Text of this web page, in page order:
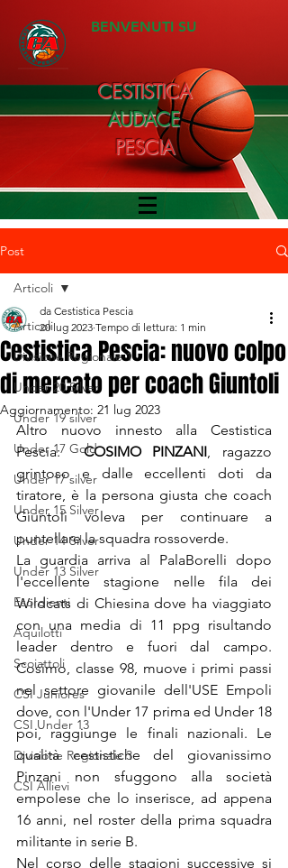
BENVENUTI SU
CESTISTICA
AUDACE
PESCIA
Post
Articoli
Divisione Regionale 1
Under 20 Silver
Under 19 silver
Under 17 Gold
Under 17 silver
Under 15 Silver
Under 14 Silver
Under 13 Silver
Esordienti
Aquilotti
Scoiattoli
CSI Juniores
CSI Under 13
Divisione Regionale 3
CSI Allievi
Articoli
Cestistica Pescia: nuovo colpo
di mercato per coach Giuntoli
da Cestistica Pescia
20 lug 2023 Tempo di lettura: 1 min
Aggiornamento: 21 lug 2023
Altro nuovo innesto alla Cestistica
Pescia: COSIMO PINZANI, ragazzo
grintoso e dalle eccellenti doti da
tiratore, è la persona giusta che coach
Giuntoli voleva per continuare a
puntellare la squadra rossoverde.
La guardia arriva al PalaBorelli dopo
l'eccellente stagione nelle fila dei
Wildcats di Chiesina dove ha viaggiato
con una media di 11 ppg risultando
leader dentro e fuori dal campo.
Cosimo, classe 98, muove i primi passi
nel settore giovanile dell'USE Empoli
dove, con l'Under 17 prima ed Under 18
poi, raggiunge le finali nazionali. Le
qualità cestistiche del giovanissimo
Pinzani non sfuggono alla società
empolese che lo inserisce, ad appena
16 anni, nel roster della prima squadra
militante in serie B.
Nel corso delle stagioni successive si